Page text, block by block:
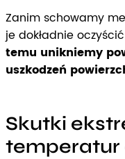
Zanim schowamy
je dokładnie
temu unikniemy
uszkodzeń
Skutki
temperatur